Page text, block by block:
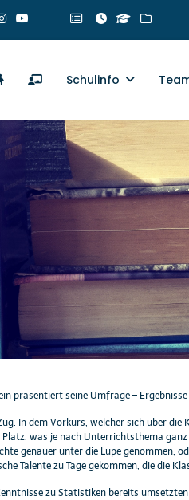
Schulinfo
präsentiert seine Umfrage – Ergebnisse
In dem Vorkurs, welcher sich über
was je nach Unterrichtsthema
genauer unter die Lupe genommen,
Talente zu Tage gekommen, die die
zu Statistiken bereits